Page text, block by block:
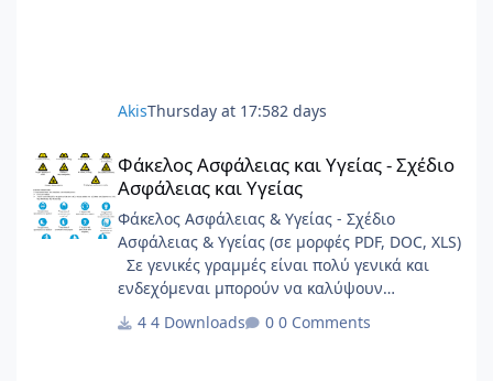
AkisThursday at 17:582 days
Φάκελος Ασφάλειας και Υγείας - Σχέδιο Ασφάλειας και Υγείας
Φάκελος Ασφάλειας και Υγείας - Σχέδιο
Ασφάλειας και Υγείας
Φάκελος Ασφάλειας & Υγείας - Σχέδιο
Ασφάλειας & Υγείας (σε μορφές PDF, DOC, XLS)
Σε γενικές γραμμές είναι πολύ γενικά και
ενδεχόμεναι μπορούν να καλύψουν
σημαντικό φάσμα έργων.
4 Downloads 0 Comments